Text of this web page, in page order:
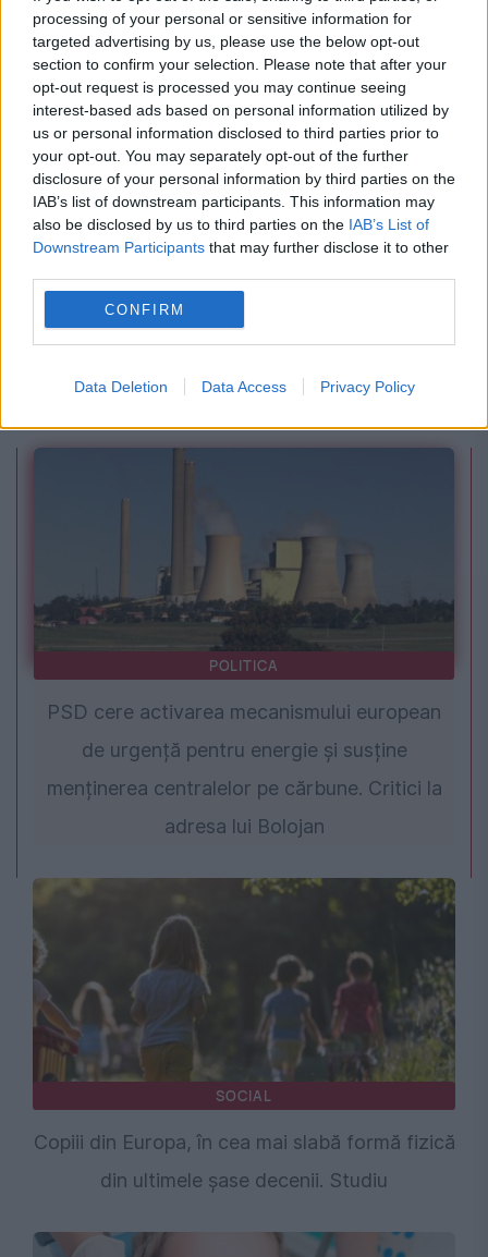
processing of your personal or sensitive information for
targeted advertising by us, please use the below opt-out
section to confirm your selection. Please note that after your
opt-out request is processed you may continue seeing
interest-based ads based on personal information utilized by
us or personal information disclosed to third parties prior to
your opt-out. You may separately opt-out of the further
disclosure of your personal information by third parties on the
IAB’s list of downstream participants. This information may
also be disclosed by us to third parties on the IAB’s List of
Downstream Participants that may further disclose it to other
CONFIRM
Data Deletion Data Access Privacy Policy
Acuzații teribile în cazul lui Cătălin Avramescu.
invocând abuzarea copiilor
POLITICA
PSD cere activarea mecanismului european
de urgență pentru energie și susține
menținerea centralelor pe cărbune. Critici la
adresa lui Bolojan
SOCIAL
Copiii din Europa, în cea mai slabă formă fizică
din ultimele șase decenii. Studiu